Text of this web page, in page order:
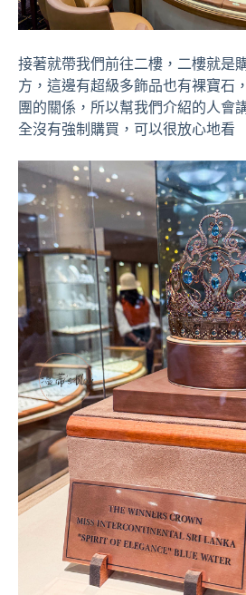
接著就帶我們前往二樓，二樓就是
方，這邊有超級多飾品也有裸寶石
團的關係，所以幫我們介紹的人會
全沒有強制購買，可以很放心地看